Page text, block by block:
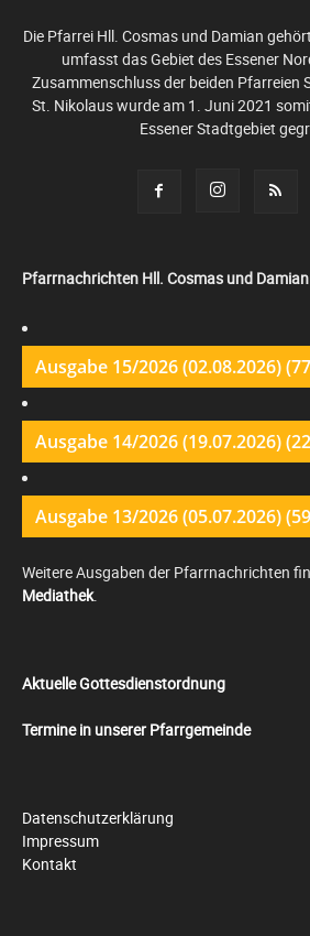
Die Pfarrei Hll. Cosmas und Damian
umfasst das Gebiet des Essener
Zusammenschluss der beiden Pfarreien
St. Nikolaus wurde am 1. Juni 2021
Essener Stadtgebiet
Pfarrnachrichten Hll. Cosmas und Damian
Ausgabe 15/2026 (02.08.2026)
Ausgabe 14/2026 (19.07.2026)
Ausgabe 13/2026 (05.07.2026)
Weitere Ausgaben der Pfarrnachrichten
Mediathek.
Aktuelle Gottesdienstordnung
Termine in unserer Pfarrgemeinde
Datenschutzerklärung
Impressum
Kontakt